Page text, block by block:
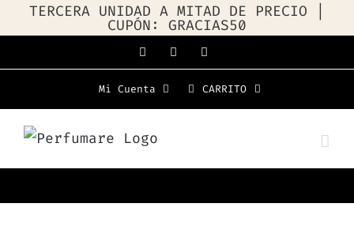
TERCERA UNIDAD A MITAD DE PRECIO |
CUPÓN: GRACIAS50
al
FacebookInstagramWhatsApp
Mi Cuenta CARRITO